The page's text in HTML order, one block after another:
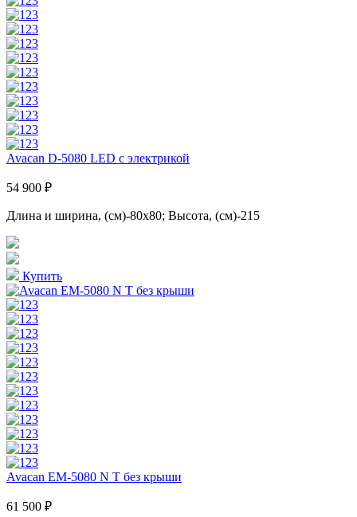
Avacan D-5080 LED с электрикой
54 900 ₽
Длина и ширина, (см)-80x80; Высота, (см)-215
Купить
Avacan EM-5080 N T без крыши
61 500 ₽